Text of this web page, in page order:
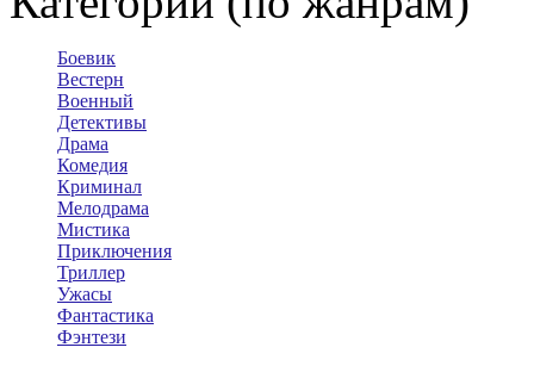
Боевик
Вестерн
Военный
Детективы
Драма
Комедия
Криминал
Мелодрама
Мистика
Приключения
Триллер
Ужасы
Фантастика
Фэнтези